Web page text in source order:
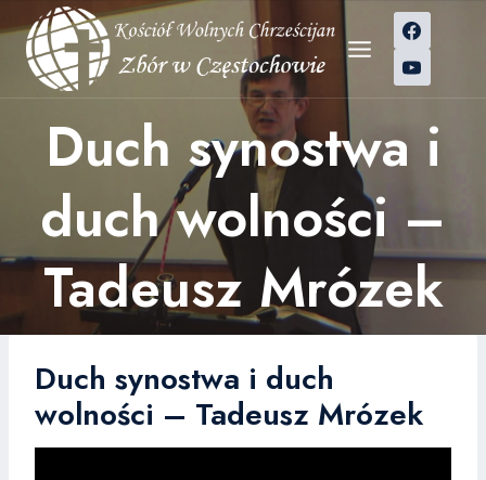
Przejdź
do
treści
Duch synostwa i
duch wolności –
Tadeusz Mrózek
Duch synostwa i duch
wolności – Tadeusz Mrózek